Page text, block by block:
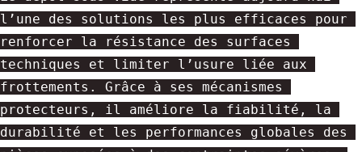
l’une des solutions les plus efficaces pour
renforcer la résistance des surfaces
techniques et limiter l’usure liée aux
frottements. Grâce à ses mécanismes
protecteurs, il améliore la fiabilité, la
durabilité et les performances globales des